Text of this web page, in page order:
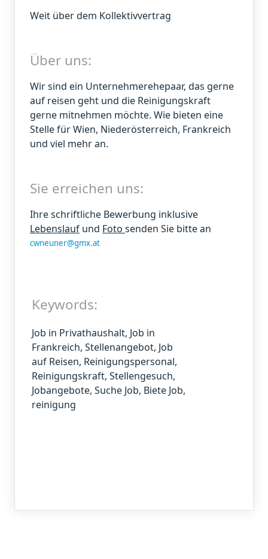
Weit über dem Kollektivvertrag
Über uns:
Wir sind ein Unternehmerehepaar, das gerne
auf reisen geht und die Reinigungskraft
gerne mitnehmen möchte. Wie bieten eine
Stelle für Wien, Niederösterreich, Frankreich
und viel mehr an.
Sie erreichen uns:
Ihre schriftliche Bewerbung inklusive
Lebenslauf und Foto senden Sie bitte an
cwneuner@gmx.at
Keywords:
Job in Privathaushalt, Job in
Frankreich, Stellenangebot, Job
auf Reisen, Reinigungspersonal,
Reinigungskraft, Stellengesuch,
Jobangebote, Suche Job, Biete Job,
reinigung